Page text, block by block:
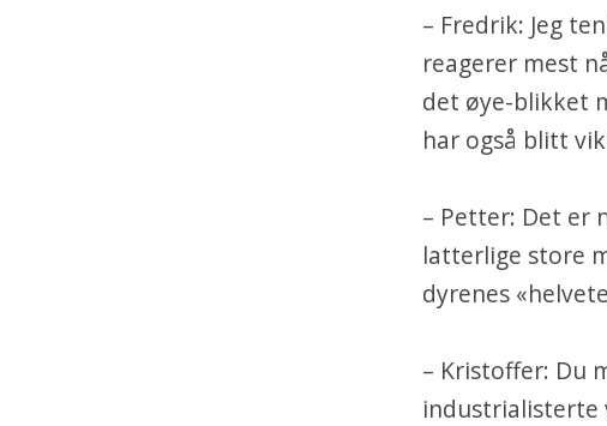
– Fredrik: Jeg
reagerer mest
det øye-blikket
har også blitt
– Petter: Det er
latterlige store
dyrenes
– Kristoffer: Du
industrialisterte